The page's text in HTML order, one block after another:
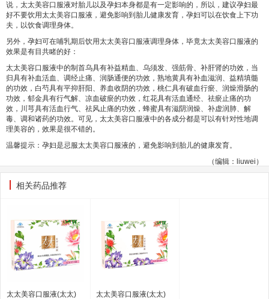
说，太太美容口服液对胎儿以及孕妇本身都是有一定影响的，所以，建议孕妇最
好不要饮用太太美容口服液，避免影响到胎儿健康发育，孕妇可以在饮食上下功
夫，以饮食调理身体。
另外，孕妇可在哺乳期后饮用太太美容口服液调理身体，毕竟太太美容口服液的
效果是有目共睹的好：
太太美容口服液中的制首乌具有补益精血、乌须发、强筋骨、补肝肾的功效，当
归具有补血活血、调经止痛、润肠通便的功效，熟地黄具有补血滋润、益精填髓
的功效，白芍具有平抑肝阳、养血收阴的功效，桃仁具有破血行瘀、润燥滑肠的
功效，郁金具有行气解、凉血破瘀的功效，红花具有活血通经、祛瘀止痛的功
效，川芎具有活血行气、祛风止痛的功效，蜂蜜具有滋阴润燥、补虚润肺、解
毒、调和诸药的功效。可见，太太美容口服液中的各成分都是可以有针对性地调
理美容的，效果是很不错的。
温馨提示：孕妇是忌服太太美容口服液的，避免影响到胎儿的健康发育。
（编辑：liuwei）
相关药品推荐
太太美容口服液(太太)
太太美容口服液(太太)